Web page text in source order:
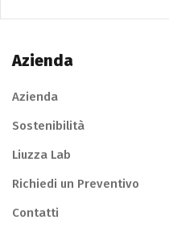
Azienda
Azienda
Sostenibilità
Liuzza Lab
Richiedi un Preventivo
Contatti